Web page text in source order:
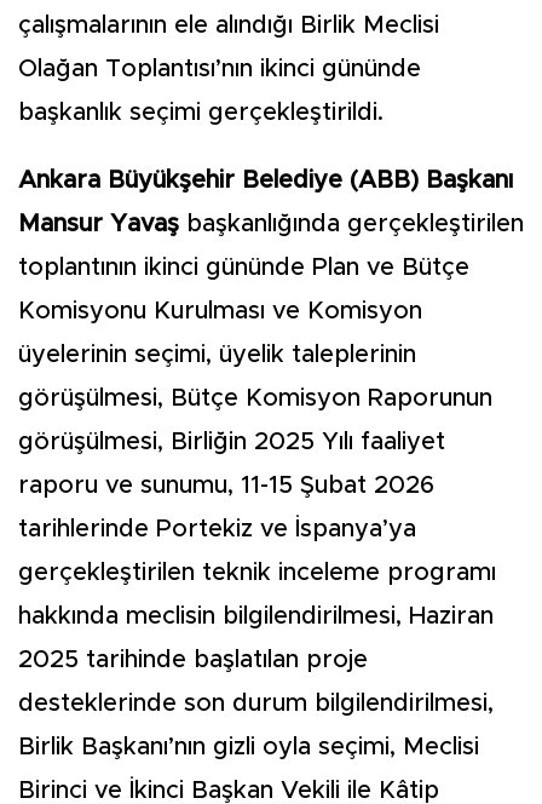
çalışmalarının ele alındığı Birlik Meclisi
Olağan Toplantısı’nın ikinci gününde
başkanlık seçimi gerçekleştirildi.
Ankara Büyükşehir Belediye (ABB) Başkanı
Mansur Yavaş başkanlığında gerçekleştirilen
toplantının ikinci gününde Plan ve Bütçe
Komisyonu Kurulması ve Komisyon
üyelerinin seçimi, üyelik taleplerinin
görüşülmesi, Bütçe Komisyon Raporunun
görüşülmesi, Birliğin 2025 Yılı faaliyet
raporu ve sunumu, 11-15 Şubat 2026
tarihlerinde Portekiz ve İspanya’ya
gerçekleştirilen teknik inceleme programı
hakkında meclisin bilgilendirilmesi, Haziran
2025 tarihinde başlatılan proje
desteklerinde son durum bilgilendirilmesi,
Birlik Başkanı’nın gizli oyla seçimi, Meclisi
Birinci ve İkinci Başkan Vekili ile Kâtip